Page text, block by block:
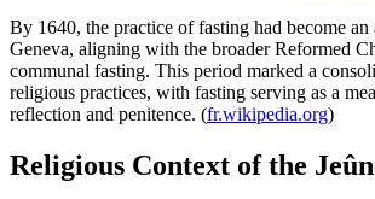
By 1640, the practice of fasting had become an
Geneva, aligning with the broader Reformed
communal fasting. This period marked a
religious practices, with fasting serving as a
reflection and penitence. (fr.wikipedia.org)
Religious Context of the